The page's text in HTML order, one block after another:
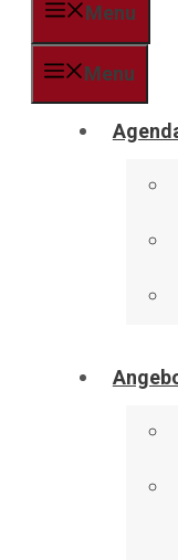
Menu
Menu